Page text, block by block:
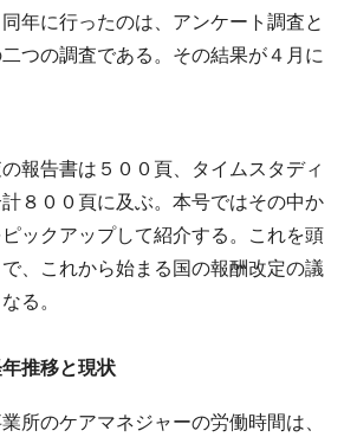
年に行ったのは、アンケート調査と
つの調査である。その結果が４月に
報告書は５００頁、タイムスタディ
８００頁に及ぶ。本号ではその中か
ックアップして紹介する。これを頭
、これから始まる国の報酬改定の議
る。
推移と現状
所のケアマネジャーの労働時間は、